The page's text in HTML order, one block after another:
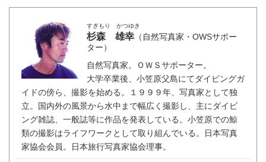
すぎもり かつゆき
杉森 雄幸 （自然写真家・OWSサポー
ター）
自然写真家。ＯＷＳサポーター。
大学卒業後、小笠原父島にてダイビングガ
イドの傍ら、撮影を始める。１９９９年、写真家として独
立。国内外の風景から水中まで幅広く撮影し、主にダイビ
ング雑誌、一般誌等に作品を発表している。小笠原での鯨
類の撮影はライフワークとして取り組んでいる。日本写真
家協会会員。日本旅行写真家協会理事。